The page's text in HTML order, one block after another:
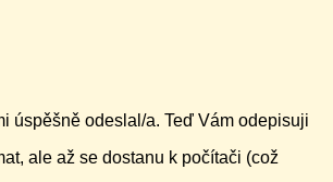
úspěšně odeslal/a. Teď Vám odepisuji
ale až se dostanu k počítači (což